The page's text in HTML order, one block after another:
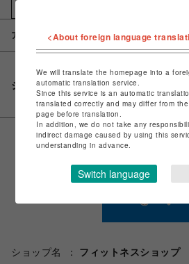
アイテム説明 / 素材
シェアする
ショップ名
フィットネスショップ
<About foreign language
We will translate the homepage into a
automatic translation service.
Since this service is an automatic
translated correctly and may differ from
page before translation.
In addition, we do not take any
indirect damage caused by using this
understanding in advance.
Switch language